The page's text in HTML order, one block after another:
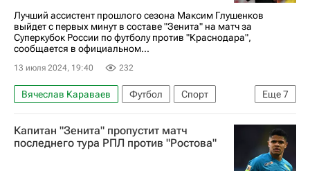
Лучший ассистент прошлого сезона Максим Глушенков
выйдет с первых минут в составе "Зенита" на матч за
Суперкубок России по футболу против "Краснодара",
сообщается в официальном...
13 июля 2024, 19:40 232
Еще7
Вячеслав Караваев Футбол
Спорт
Россия
Волгоград
Евгений Латышонок
Максим Глушенков
Зенит
Краснодар
Капитан "Зенита" пропустит матч
последнего тура РПЛ против "Ростова"